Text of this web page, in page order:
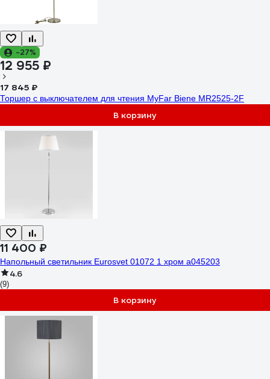
-27%
12 955 ₽
17 845 ₽
Торшер с выключателем для чтения MyFar Biene MR2525-2F
В корзину
11 400 ₽
Напольный светильник Eurosvet 01072 1 хром a045203
4.6
(9)
В корзину